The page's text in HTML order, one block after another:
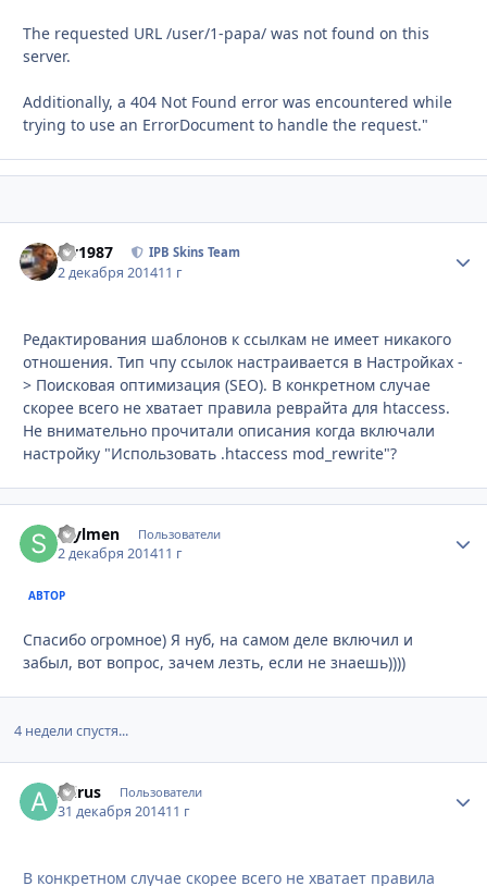
The requested URL /user/1-papa/ was not found on this
server.
Additionally, a 404 Not Found error was encountered while
trying to use an ErrorDocument to handle the request."
siv1987 IPB Skins Team
2 декабря 201411 г
Редактирования шаблонов к ссылкам не имеет никакого
отношения. Тип чпу ссылок настраивается в Настройках -
> Поисковая оптимизация (SEO). В конкретном случае
скорее всего не хватает правила реврайта для htaccess.
Не внимательно прочитали описания когда включали
настройку "Использовать .htaccess mod_rewrite"?
Stylmen Пользователи
2 декабря 201411 г
АВТОР
Спасибо огромное) Я нуб, на самом деле включил и
забыл, вот вопрос, зачем лезть, если не знаешь))))
4 недели спустя...
Alirus Пользователи
31 декабря 201411 г
В конкретном случае скорее всего не хватает правила